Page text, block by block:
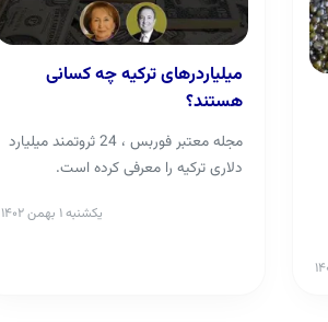
میلیاردرهای ترکیه چه کسانی
هستند؟
مجله معتبر فوربس ، 24 ثروتمند میلیارد
دلاری ترکیه را معرفی کرده است.
یکشنبه ۱ بهمن ۱۴۰۲